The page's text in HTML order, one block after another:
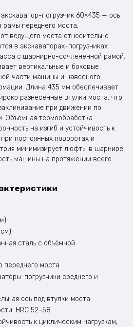
погрузчик 60×435 — ось
рамы переднего моста,
ведущего моста относительно
в экскаваторах-погрузчиках
с шарнирно-сочленённой рамой.
вертикальные и боковые
части машины и навесного
Длина 435 мм обеспечивает
разнесённые втулки моста, что
при движении по
Объёмная термообработка
на изгиб и устойчивость к
постоянных поворотах и
минимизирует люфты в шарнире
машины на протяжении всего
сталь с объёмной
переднего моста
погрузчики среднего и
ось под втулки моста
HRC 52–58
к циклическим нагрузкам,